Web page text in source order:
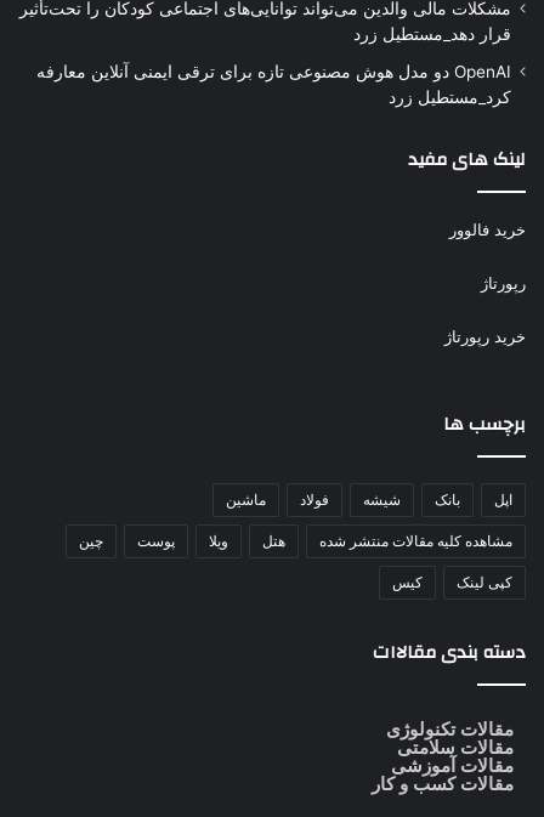
مشکلات مالی والدین می‌تواند توانایی‌های اجتماعی کودکان را تحت‌تأثیر
قرار دهد_مستطیل زرد
OpenAI دو مدل هوش مصنوعی تازه برای ترقی ایمنی آنلاین معارفه
کرد_مستطیل زرد
لینک های مفید
خرید فالوور
رپورتاژ
خرید رپورتاژ
برچسب ها
اپل بانک شیشه فولاد ماشین
مشاهده کلیه مقالات منتشر شده هتل ویلا پوست چین
کپی لینک کیس
دسته بندی مقالاات
مقالات تکنولوژی
مقالات سلامتی
مقالات آموزشی
مقالات کسب و کار